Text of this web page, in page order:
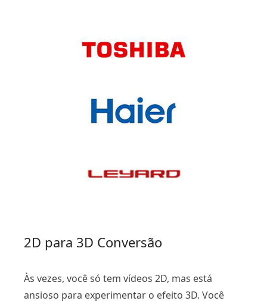
2D para 3D Conversão
Às vezes, você só tem vídeos 2D, mas está
ansioso para experimentar o efeito 3D. Você